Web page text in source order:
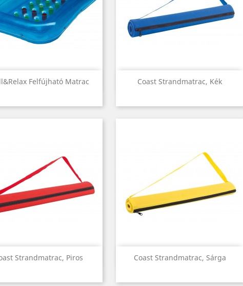
Felfújható Matrac
 Előnézet Coast Strandmatrac, Kék
Előnézet
Strandmatrac, Piros
Előnézet Coast Strandmatrac, Sárga
Előnézet